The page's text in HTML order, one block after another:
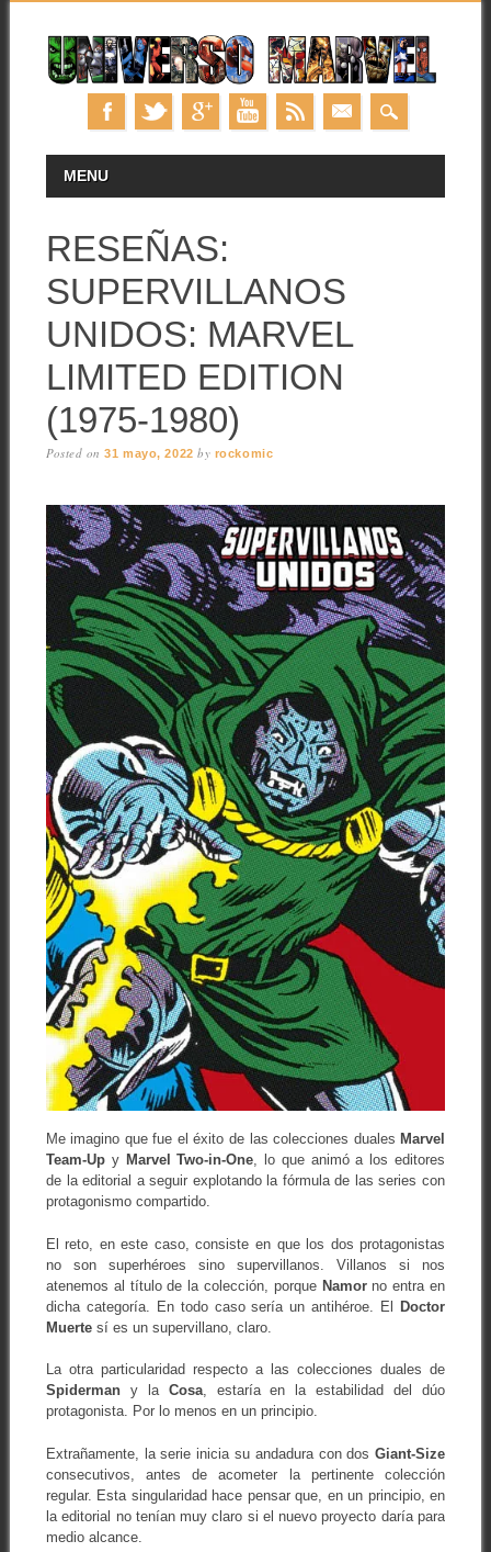
MAIN MENU
MENU
RESEÑAS:
SUPERVILLANOS
UNIDOS: MARVEL
LIMITED EDITION
(1975-1980)
Posted on31 mayo, 2022 by rockomic
Me imagino que fue el éxito de las colecciones duales Marvel
Team-Upy Marvel Two-in-One, lo que animó a los editores
de la editorial a seguir explotando la fórmula de las series con
protagonismo compartido.
El reto, en este caso, consiste en que los dos protagonistas
no son superhéroes sino supervillanos. Villanos si nos
atenemos al título de la colección, porque Namorno entra en
dicha categoría. En todo caso sería un antihéroe. ElDoctor
Muertesí es un supervillano, claro.
La otra particularidad respecto a las colecciones duales de
Spidermany la Cosa, estaría en la estabilidad del dúo
protagonista. Por lo menos en un principio.
Extrañamente, la serie inicia su andadura con dosGiant-Size
consecutivos, antes de acometer la pertinente colección
regular. Esta singularidad hace pensar que, en un principio, en
la editorial no tenían muy claro si el nuevo proyecto daría para
medio alcance.